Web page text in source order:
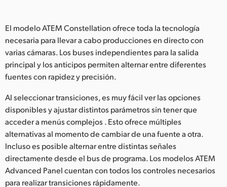
El modelo ATEM Constellation ofrece toda la tecnología
necesaria para llevar a cabo producciones en directo con
varias cámaras. Los buses independientes para la salida
principal y los anticipos permiten alternar entre diferentes
fuentes con rapidez y precisión.
Al seleccionar transiciones, es muy fácil ver las opciones
disponibles y ajustar distintos parámetros sin tener que
acceder a menús complejos . Esto ofrece múltiples
alternativas al momento de cambiar de una fuente a otra.
Incluso es posible alternar entre distintas señales
directamente desde el bus de programa. Los modelos ATEM
Advanced Panel cuentan con todos los controles necesarios
para realizar transiciones rápidamente.